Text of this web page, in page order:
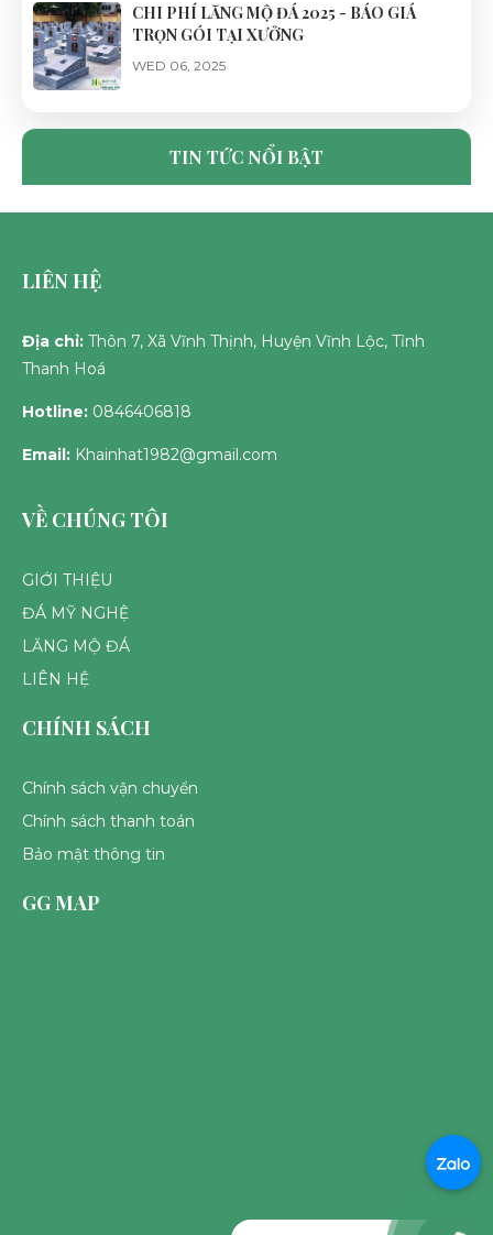
CHI PHÍ LĂNG MỘ ĐÁ 2025 - BÁO GIÁ
TRỌN GÓI TẠI XƯỞNG
WED 06, 2025
THỦY - ĐÁ MỸ NGHỆ NHẬT HÀ
TIN TỨC NỔI BẬT
LIÊN HỆ
Địa chỉ: Thôn 7, Xã Vĩnh Thịnh, Huyện Vĩnh Lộc, Tỉnh
Thanh Hoá
Hotline: 0846406818
Email: Khainhat1982@gmail.com
VỀ CHÚNG TÔI
GIỚI THIỆU
ĐÁ MỸ NGHỆ
LĂNG MỘ ĐÁ
LIÊN HỆ
CHÍNH SÁCH
Chính sách vận chuyển
Chính sách thanh toán
Bảo mật thông tin
GG MAP